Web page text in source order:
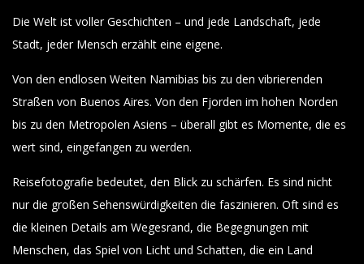
Die Welt ist voller Geschichten – und jede Landschaft, jede
Stadt, jeder Mensch erzählt eine eigene.
Von den endlosen Weiten Namibias bis zu den vibrierenden
Straßen von Buenos Aires. Von den Fjorden im hohen Norden
bis zu den Metropolen Asiens – überall gibt es Momente, die es
wert sind, eingefangen zu werden.
Reisefotografie bedeutet, den Blick zu schärfen. Es sind nicht
nur die großen Sehenswürdigkeiten die faszinieren. Oft sind es
die kleinen Details am Wegesrand, die Begegnungen mit
Menschen, das Spiel von Licht und Schatten, die ein Land